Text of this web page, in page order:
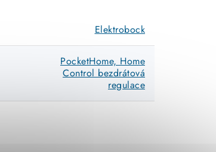
Elektrobock
PocketHome, Home
Control bezdrátová
regulace